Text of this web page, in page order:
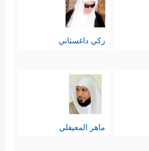
زكي داغستاني
ماهر المعيقلي